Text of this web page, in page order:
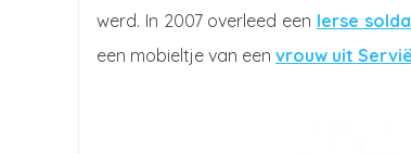
werd. In 2007 overleed een Ierse
een mobieltje van een vrouw uit Servië